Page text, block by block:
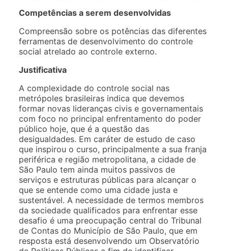
Competências a serem desenvolvidas
Compreensão sobre os potências das diferentes
ferramentas de desenvolvimento do controle
social atrelado ao controle externo.
Justificativa
A complexidade do controle social nas
metrópoles brasileiras indica que devemos
formar novas lideranças civis e governamentais
com foco no principal enfrentamento do poder
público hoje, que é a questão das
desigualdades. Em caráter de estudo de caso
que inspirou o curso, principalmente a sua franja
periférica e região metropolitana, a cidade de
São Paulo tem ainda muitos passivos de
serviços e estruturas públicas para alcançar o
que se entende como uma cidade justa e
sustentável. A necessidade de termos membros
da sociedade qualificados para enfrentar esse
desafio é uma preocupação central do Tribunal
de Contas do Município de São Paulo, que em
resposta está desenvolvendo um Observatório